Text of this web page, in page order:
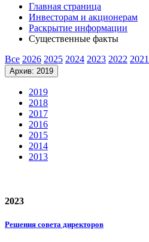
Главная страница
Инвесторам и акционерам
Раскрытие информации
Существенные факты
Все 2026 2025 2024 2023 2022 2021
Архив: 2019
2019
2018
2017
2016
2015
2014
2013
2023
Решения совета директоров